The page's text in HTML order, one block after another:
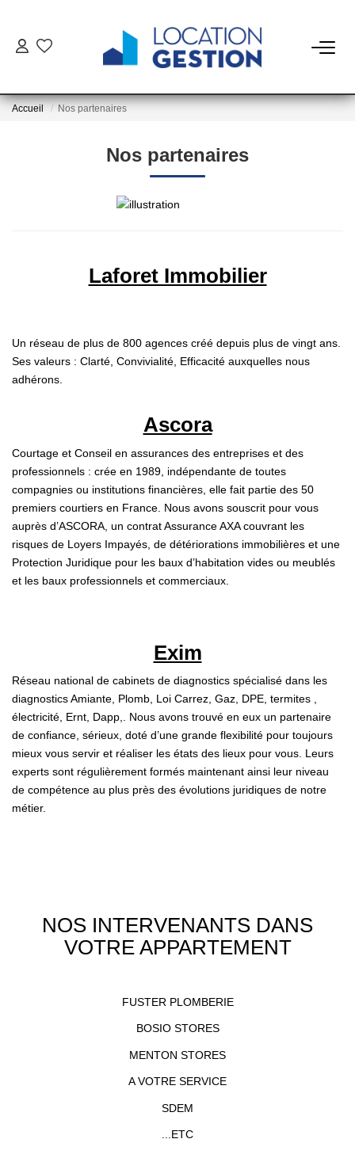
La Gestion Du Bien
NOTRE AGENCE
Nous Rejoindre
Contact
ESPACE CLIENT
Locataire
Accueil Nos partenaires
Nos partenaires
Laforet Immobilier
Un réseau de plus de 800 agences créé depuis plus de vingt ans.
Ses valeurs : Clarté, Convivialité, Efficacité auxquelles nous
adhérons.
Ascora
Courtage et Conseil en assurances des entreprises et des
professionnels : crée en 1989, indépendante de toutes
compagnies ou institutions financières, elle fait partie des 50
premiers courtiers en France. Nous avons souscrit pour vous
auprès d’ASCORA, un contrat Assurance AXA couvrant les
risques de Loyers Impayés, de détériorations immobilières et une
Protection Juridique pour les baux d’habitation vides ou meublés
et les baux professionnels et commerciaux.
Exim
Réseau national de cabinets de diagnostics spécialisé dans les
diagnostics Amiante, Plomb, Loi Carrez, Gaz, DPE, termites ,
électricité, Ernt, Dapp,. Nous avons trouvé en eux un partenaire
de confiance, sérieux, doté d’une grande flexibilité pour toujours
mieux vous servir et réaliser les états des lieux pour vous. Leurs
experts sont régulièrement formés maintenant ainsi leur niveau
de compétence au plus près des évolutions juridiques de notre
métier.
NOS INTERVENANTS DANS
VOTRE APPARTEMENT
FUSTER PLOMBERIE
BOSIO STORES
MENTON STORES
A VOTRE SERVICE
SDEM
...ETC